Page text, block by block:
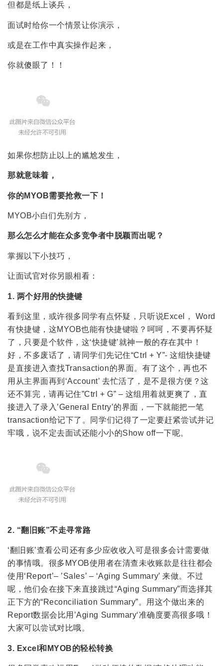
但都是纸上谈兵，
面试时给你一个情景让你演示，
或是在工作中真实操作起来，
你就傻眼了！！
如果你想防止以上的尴尬发生，
那就意味着，
你的MYOB需要抢救一下！
MYOB小白们先别方，
那么怎么才能在众多竞争者中脱颖而出呢？
掌握以下小技巧，
让面试官对你另眼相看：
1. 两个好用的快捷键
看到这里，或许很多同学有点怀疑，只听说Excel， Word
有快捷键，这MYOB也能有快捷键啦？呵呵，不要再怀疑
了，只要是个软件，这‘快捷键’就神一般的存在其中！
好，不多废话了，请同学们先记住“Ctrl + Y”- 这组快捷键
是直接进入查找Transaction的界面。有了这个，再也不
用从主界面再到‘Account’ 去忙活了，是不是很方便？这
还不算完，请再记住”Ctrl + G” – 这组用着就更爽了，直
接进入了录入’General Entry’的界面，一下就能把一笔
transaction给记下了。同学们记得了一定要赶紧尝试并记
牢哦，说不定去面试还能小小的Show off一下呢。
2. “翻旧账”不走寻常路
‘翻旧账’查看公司还有多少应收收入可是很多会计需要做
的事情哦。很多MYOB使用者在清查未收账款是往往都会
使用‘Report’– ’Sales’ – ‘Aging Summary’ 来做。不过
呢，他们会在接下来直接跳过“Aging Summary”而选择其
正下方的“Reconciliation Summary”。用这个做出来的
Report数据会比用’Aging Summary‘准确度要高很多哦！
大家可以尝试对比哦。
3. Excel和MYOB的轻松转换